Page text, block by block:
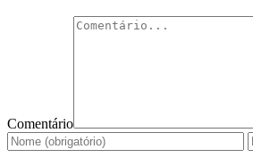
Comentário